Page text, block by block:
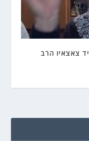
צאצאיו הרב